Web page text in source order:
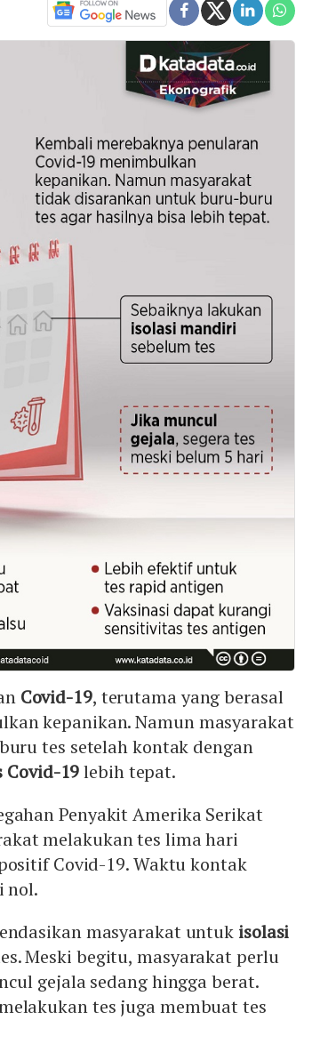
Covid-19, terutama yang berasal
kepanikan. Namun masyarakat
tes setelah kontak dengan
Covid-19lebih tepat.
Penyakit Amerika Serikat
melakukan tes lima hari
Covid-19. Waktu kontak
nol.
masyarakat untuk isolasi
Meski begitu, masyarakat perlu
gejala sedang hingga berat.
tes juga membuat tes